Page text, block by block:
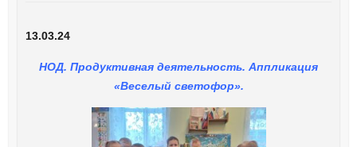
13.03.24
НОД. Продуктивная деятельность. Аппликация
«Веселый светофор».